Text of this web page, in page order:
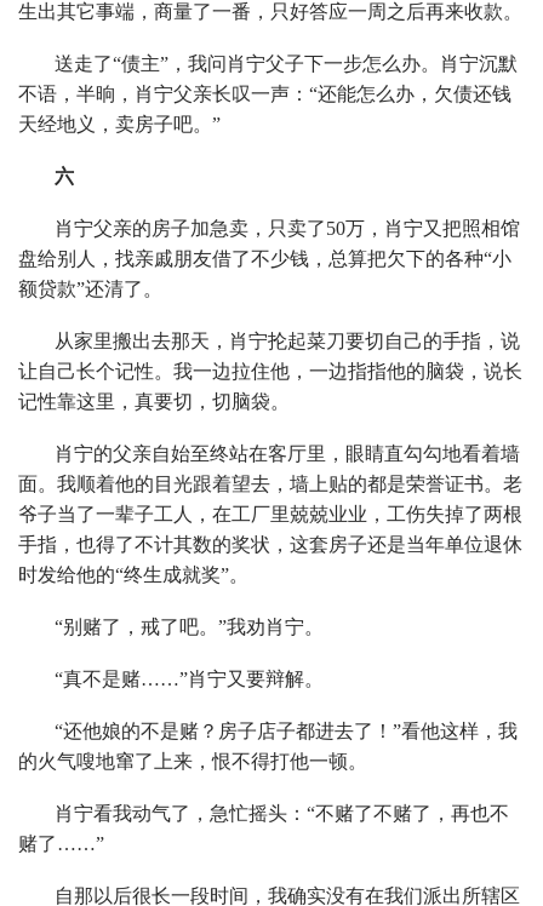
生出其它事端，商量了一番，只好答应一周之后再来收款。
送走了“债主”，我问肖宁父子下一步怎么办。肖宁沉默
不语，半晌，肖宁父亲长叹一声：“还能怎么办，欠债还钱
天经地义，卖房子吧。”
六
肖宁父亲的房子加急卖，只卖了50万，肖宁又把照相馆
盘给别人，找亲戚朋友借了不少钱，总算把欠下的各种“小
额贷款”还清了。
从家里搬出去那天，肖宁抡起菜刀要切自己的手指，说
让自己长个记性。我一边拉住他，一边指指他的脑袋，说长
记性靠这里，真要切，切脑袋。
肖宁的父亲自始至终站在客厅里，眼睛直勾勾地看着墙
面。我顺着他的目光跟着望去，墙上贴的都是荣誉证书。老
爷子当了一辈子工人，在工厂里兢兢业业，工伤失掉了两根
手指，也得了不计其数的奖状，这套房子还是当年单位退休
时发给他的“终生成就奖”。
“别赌了，戒了吧。”我劝肖宁。
“真不是赌……”肖宁又要辩解。
“还他娘的不是赌？房子店子都进去了！”看他这样，我
的火气嗖地窜了上来，恨不得打他一顿。
肖宁看我动气了，急忙摇头：“不赌了不赌了，再也不
赌了……”
自那以后很长一段时间，我确实没有在我们派出所辖区